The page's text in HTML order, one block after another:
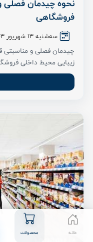
نحوه چیدمان فصلی
فروشگاهی
سه‌شنبه 13 شهریور ۱۴۰۳
چیدمان فصلی و مناسبتی
زیبایی محیط داخلی
خانه محصولات